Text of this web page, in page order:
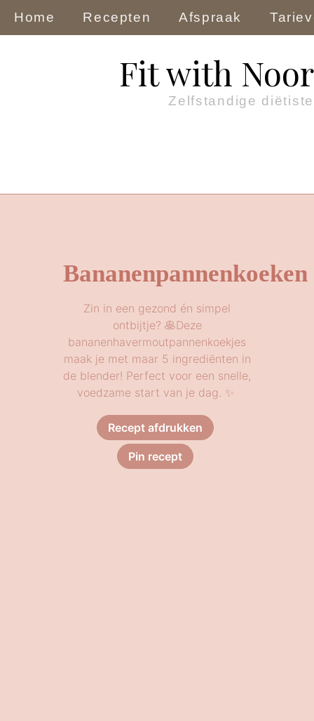
Home Recepten Afspraak
Fit with Noor
Zelfstandige diëtiste
Bananenpannenkoeken
Zin in een gezond én simpel
ontbijtje? 🥞Deze
bananenhavermoutpannenkoekjes
maak je met maar 5 ingrediënten in
de blender! Perfect voor een snelle,
voedzame start van je dag. ✨
Recept afdrukken
Pin recept